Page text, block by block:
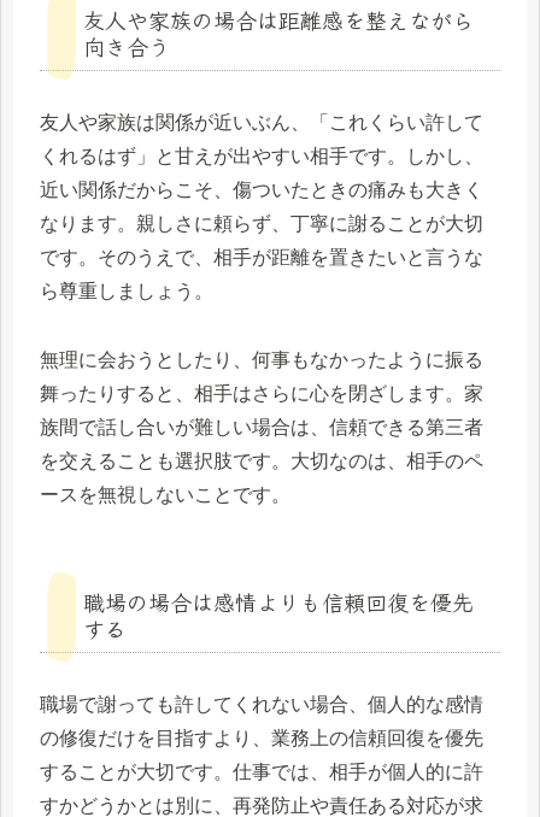
友人や家族の場合は距離感を整えながら
向き合う
友人や家族は関係が近いぶん、「これくらい許して
くれるはず」と甘えが出やすい相手です。しかし、
近い関係だからこそ、傷ついたときの痛みも大きく
なります。親しさに頼らず、丁寧に謝ることが大切
です。そのうえで、相手が距離を置きたいと言うな
ら尊重しましょう。
無理に会おうとしたり、何事もなかったように振る
舞ったりすると、相手はさらに心を閉ざします。家
族間で話し合いが難しい場合は、信頼できる第三者
を交えることも選択肢です。大切なのは、相手のペ
ースを無視しないことです。
職場の場合は感情よりも信頼回復を優先
する
職場で謝っても許してくれない場合、個人的な感情
の修復だけを目指すより、業務上の信頼回復を優先
することが大切です。仕事では、相手が個人的に許
すかどうかとは別に、再発防止や責任ある対応が求